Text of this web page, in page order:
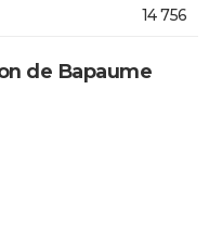
14 756
de Bapaume